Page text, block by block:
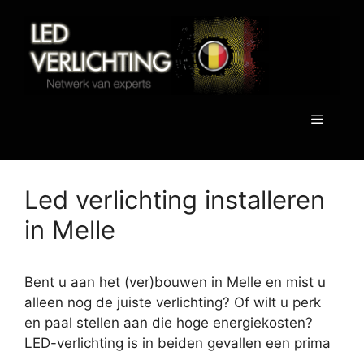
inhoud
Menu
Led verlichting installeren
in Melle
Bent u aan het (ver)bouwen in Melle en mist u
alleen nog de juiste verlichting? Of wilt u perk
en paal stellen aan die hoge energiekosten?
LED-verlichting is in beiden gevallen een prima